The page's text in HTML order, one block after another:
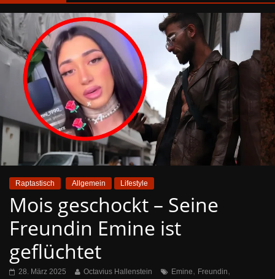
Raptastisch Allgemein Lifestyle
Mois geschockt – Seine
Freundin Emine ist
geflüchtet
28. März 2025 Octavius Hallenstein Emine, Freundin,